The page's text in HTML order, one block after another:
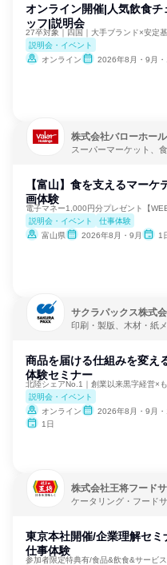
オンライン開催|人気飲食チ
ッフ|説明会
27卒対象｜四国｜大手ブランド×安定
説明会・イベント
オンライン
2026年8月・9月・
株式会社バローホー
スーパーマーケット、
【富山】食を支えるマーケ
画体験
電子マネー1,000円分プレゼント【
説明会・イベント
仕事体験
富山県
2026年8月・9月 1
サクラパックス株式
印刷・製版、木材・紙
商品を届ける仕組みを変え
体験セミナー
北陸シェアNo.1｜創業以来黒字経営×
説明会・イベント
オンライン
2026年8月・9月・10月
1日
株式会社王将フード
ケータリング・フード
東京本社開催/企業理解セ
仕事体験
参加者限定特典有/食品&飲食&サービ